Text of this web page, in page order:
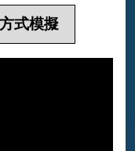
式模擬